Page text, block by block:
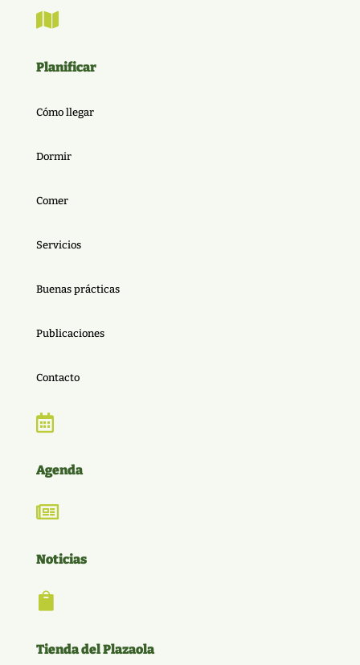

Planificar
Cómo llegar
Dormir
Comer
Servicios
Buenas prácticas
Publicaciones
Contacto

Agenda

Noticias

Tienda del Plazaola